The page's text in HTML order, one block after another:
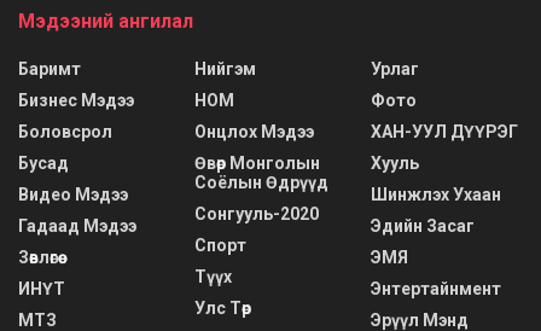
Мэдээний ангилал
Баримт
Бизнес Мэдээ
Боловсрол
Бусад
Видео Мэдээ
Гадаад Мэдээ
Зөвлөгөө
ИНҮТ
МТЗ
Нийгэм
НОМ
Онцлох Мэдээ
Өвөр Монголын
Соёлын Өдрүүд
Сонгууль-2020
Спорт
Түүх
Улс Төр
Урлаг
Фото
ХАН-УУЛ ДҮҮРЭГ
Хууль
Шинжлэх Ухаан
Эдийн Засаг
ЭМЯ
Энтертайнмент
Эрүүл Мэнд